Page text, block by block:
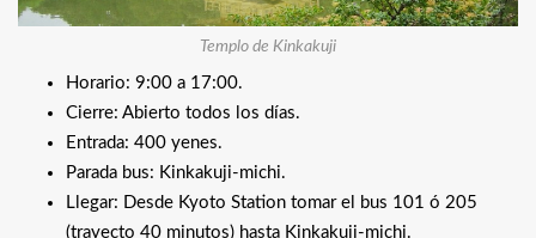
Templo de Kinkakuji
Horario: 9:00 a 17:00.
Cierre: Abierto todos los días.
Entrada: 400 yenes.
Parada bus: Kinkakuji-michi.
Llegar: Desde Kyoto Station tomar el bus 101 ó 205
(trayecto 40 minutos) hasta Kinkakuji-michi.